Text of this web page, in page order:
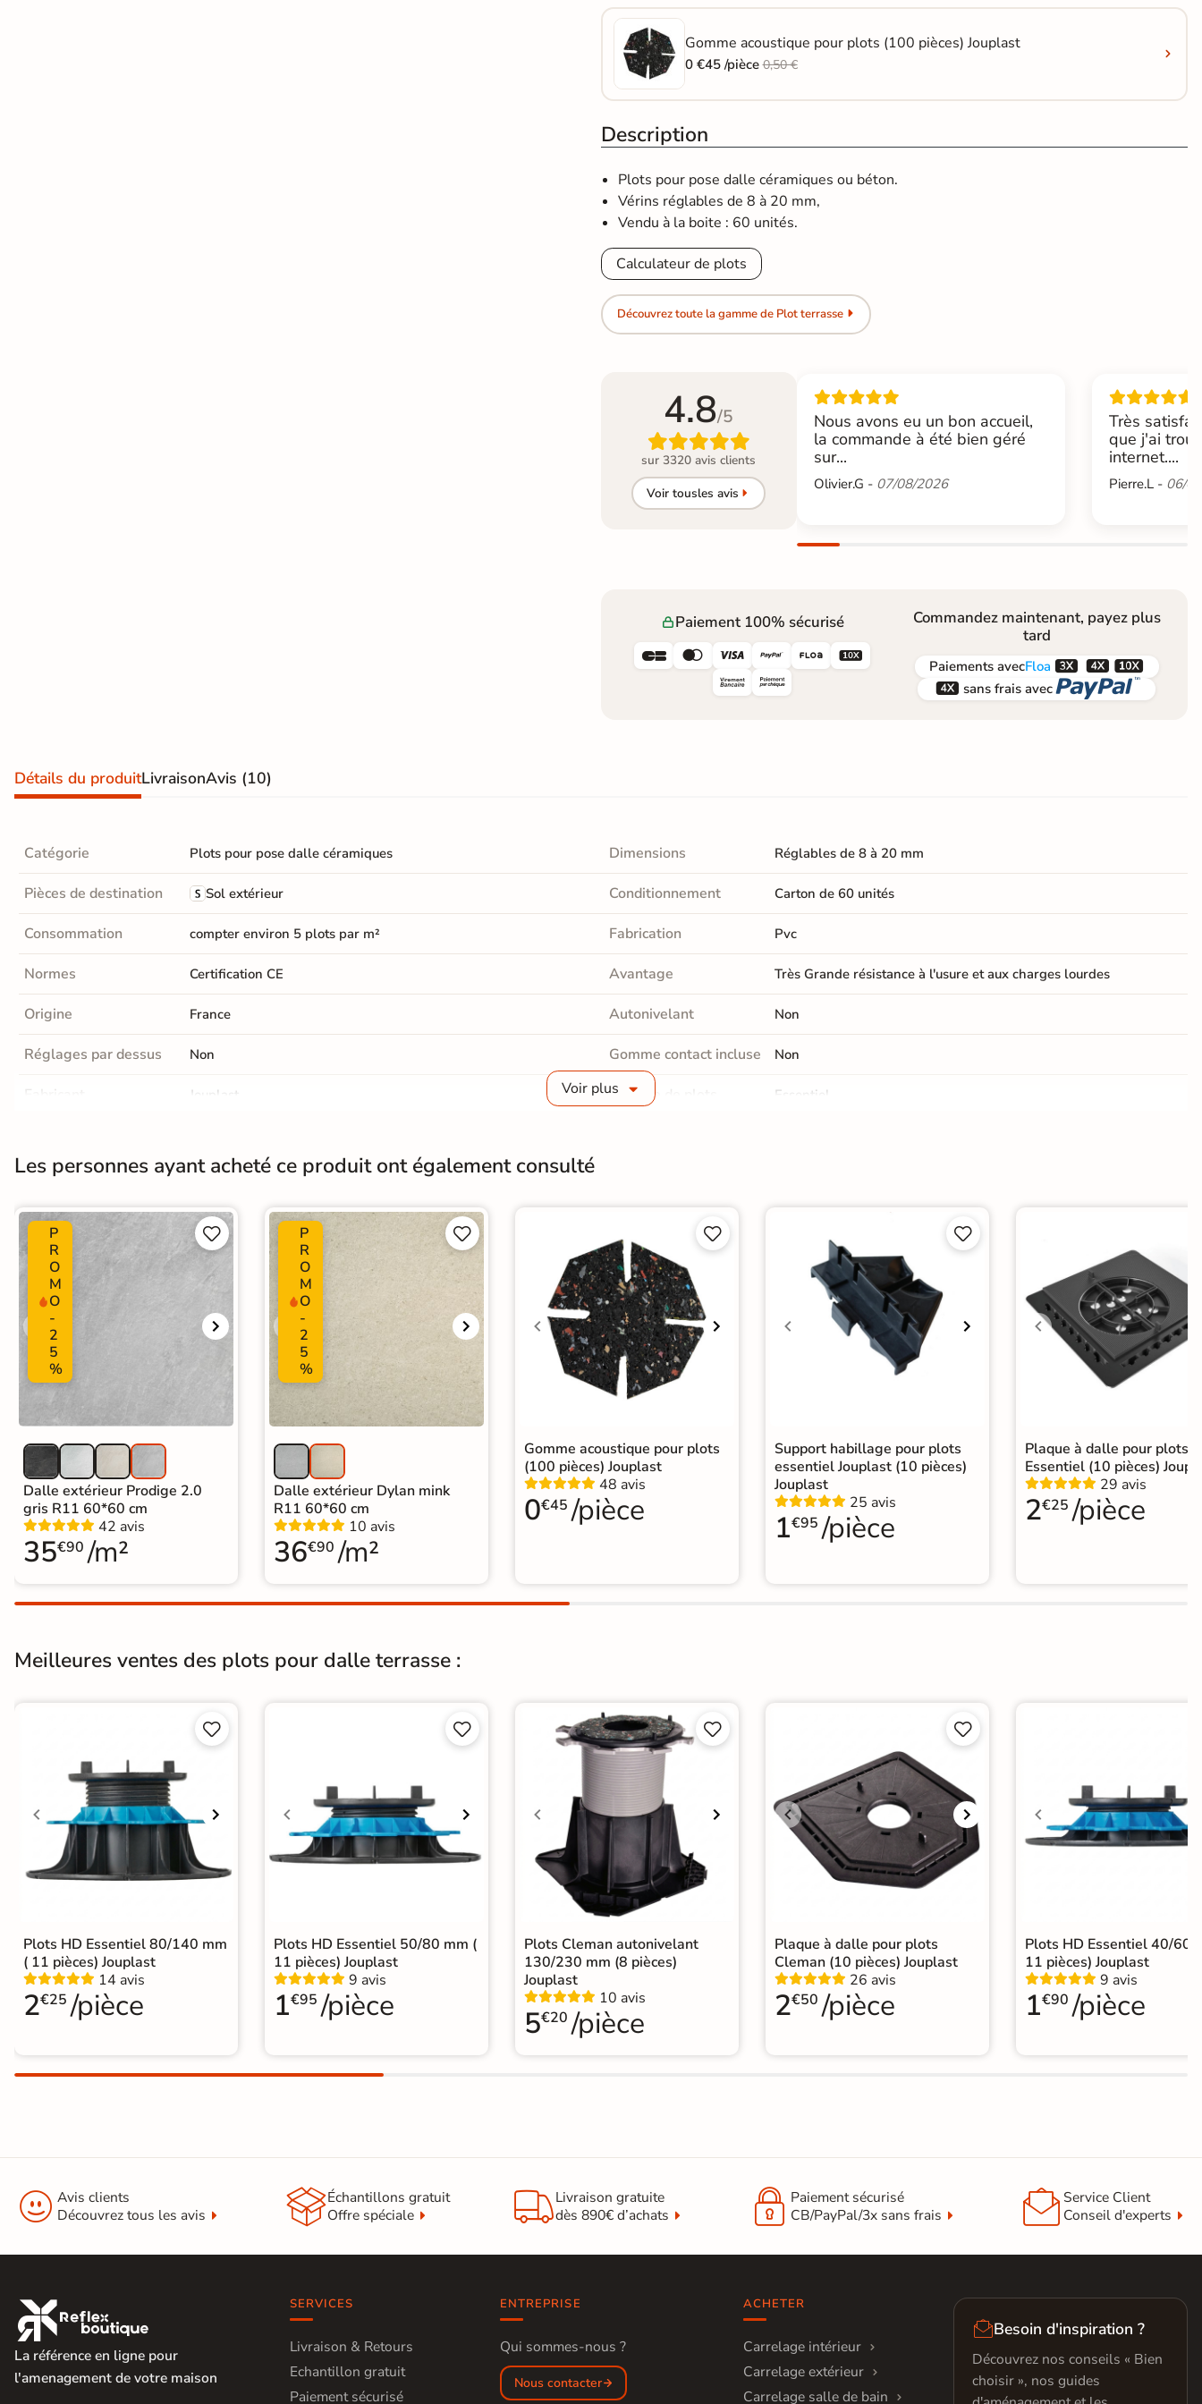
Carrelage
effet
cuite &
tomette
Parement
mural
intérieur
PAR FORME &
DIMENSION
grand format
Carrelage extra fin
Voir tous les
formats
Carrelage poli /
semi-poli
Carrelage brillant
Échantillons gratuits
PAIEMENT SÉCURISÉ
Payez comme
il vous plaira
solutions de paiement
Paiement
100%
sécurisé
Données
cryptées
Confidentialité
garantie
Livraison rapide et soignée
En savoir plus
Gomme acoustique pour plots (100 pièces) Jouplast
0 €45 /pièce0,50 €
Description
Plots pour pose dalle céramiques ou béton.
Vérins réglables de 8 à 20 mm,
Vendu à la boite : 60 unités.
Calculateur de plots
Découvrez toute la gamme de Plot terrasse
4.8/5

sur 3320 avis clients
Voir tousles avis
Nous avons eu un bon accueil,
la commande à été bien géré
sur...
Olivier.G - 07/08/2026
Très
que j'ai
internet....
Pierre.L - 06/
Paiement 100% sécurisé
     
Commandez maintenant, payez plus
tard
PaiementsavecFloa  
 sans frais avec 
Détails du produitLivraisonAvis (10)
Catégorie Plots pour pose dalle céramiques Dimensions Réglables de 8 à 20 mm
Pièces de destination Sol extérieur Conditionnement Carton de 60 unités
Consommation compter environ 5 plots par m² Fabrication Pvc
Normes Certification CE Avantage Très Grande résistance à l'usure et aux charges lourdes
Origine France Autonivelant Non
Réglages par dessus Non Gomme contact incluse Non
Fabricant Jouplast Gamme de plots Essentiel
Colle et joints livraison express
Voir plus
Les personnes ayant acheté ce produit ont également consulté
P
R
O
M
O
-
2
5
%


Dalle extérieur Prodige 2.0
gris R11 60*60 cm
42 avis
35€90 /m²
P
R
O
M
O
-
2
5
%


Dalle extérieur Dylan mink
R11 60*60 cm
10 avis
36€90 /m²


Gomme acoustique pour plots
(100 pièces) Jouplast
48 avis
0€45 /pièce


Support habillage pour plots
essentiel Jouplast (10 pièces)
Jouplast
25 avis
1€95 /pièce
Plaque à dalle pour plots
Essentiel (10 pièces)
29 avis
2€25 /pièce
Meilleures ventes des plots pour dalle terrasse :


Plots HD Essentiel 80/140 mm
( 11 pièces) Jouplast
14 avis
2€25 /pièce


Plots HD Essentiel 50/80 mm (
11 pièces) Jouplast
9 avis
1€95 /pièce


Plots Cleman autonivelant
130/230 mm (8 pièces)
Jouplast
10 avis
5€20 /pièce


Plaque à dalle pour plots
Cleman (10 pièces) Jouplast
26 avis
2€50 /pièce
Plots HD Essentiel 40/60
11 pièces) Jouplast
9 avis
1€90 /pièce
 Avis clients
Découvrez tous les avis
Échantillons gratuit
Offre spéciale
Livraison gratuite
dès 890€ d’achats
 Paiement sécurisé
CB/PayPal/3x sans frais
 Service Client
Conseil d'experts

La référence en ligne pour
l'amenagement de votre maison
SERVICES
Livraison & Retours
Echantillon gratuit
Paiement sécurisé
ENTREPRISE
Qui sommes-nous ?
Nous contacter
ACHETER
Carrelage intérieur
Carrelage extérieur
Carrelage salle de bain
Besoin d'inspiration ?
Découvrez nos conseils « Bien
choisir », nos guides